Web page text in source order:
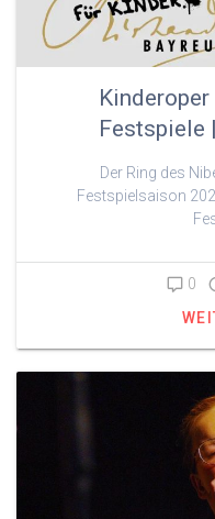
Festspiele
Der Ring des
Festspielsaison
0